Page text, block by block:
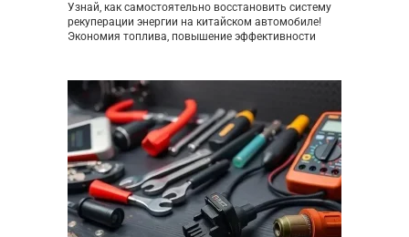
Узнай, как самостоятельно восстановить систему
рекуперации энергии на китайском автомобиле!
Экономия топлива, повышение эффективности